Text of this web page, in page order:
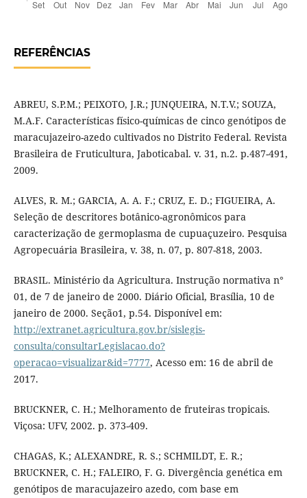
REFERÊNCIAS
ABREU, S.P.M.; PEIXOTO, J.R.; JUNQUEIRA, N.T.V.; SOUZA,
M.A.F. Características físico-químicas de cinco genótipos de
maracujazeiro-azedo cultivados no Distrito Federal. Revista
Brasileira de Fruticultura, Jaboticabal. v. 31, n.2. p.487-491,
2009.
ALVES, R. M.; GARCIA, A. A. F.; CRUZ, E. D.; FIGUEIRA, A.
Seleção de descritores botânico-agronômicos para
caracterização de germoplasma de cupuaçuzeiro. Pesquisa
Agropecuária Brasileira, v. 38, n. 07, p. 807-818, 2003.
BRASIL. Ministério da Agricultura. Instrução normativa n°
01, de 7 de janeiro de 2000. Diário Oficial, Brasília, 10 de
janeiro de 2000. Seção1, p.54. Disponível em:
http://extranet.agricultura.gov.br/sislegis-
consulta/consultarLegislacao.do?
operacao=visualizar&id=7777, Acesso em: 16 de abril de
2017.
BRUCKNER, C. H.; Melhoramento de fruteiras tropicais.
Viçosa: UFV, 2002. p. 373-409.
CHAGAS, K.; ALEXANDRE, R. S.; SCHMILDT, E. R.;
BRUCKNER, C. H.; FALEIRO, F. G. Divergência genética em
genótipos de maracujazeiro azedo, com base em